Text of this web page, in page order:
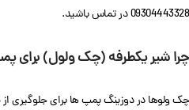
09304443328 در تماس باشید.
چرا شیر یکطرفه (چک ولول) برای
چک ولوها در دوزینگ پمپ ها برای جلوگیری